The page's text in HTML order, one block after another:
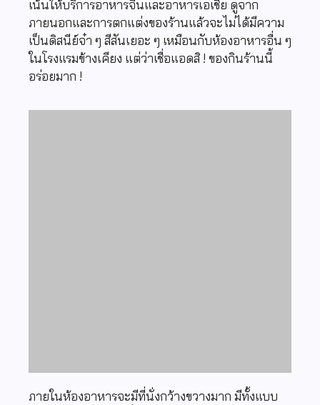
เน้นให้บริการอาหารจีนและอาหารเอเชีย ดูจาก
ภายนอกและการตกแต่งของร้านแล้วจะไม่ได้มีความ
เป็นดิสนีย์จ๋า ๆ สีสันเยอะ ๆ เหมือนกับห้องอาหารอื่น ๆ
ในโรงแรมข้างเคียง แต่ว่าเชื่อแอดสิ ! ของกินร้านนี้
อร่อยมาก !
ภายในห้องอาหารจะมีที่นั่งกว้างขวางมาก มีทั้งแบบ